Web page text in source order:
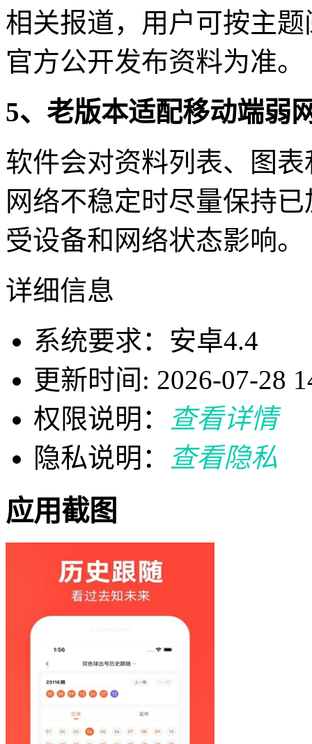
相关报道，用户可按主
官方公开发布资料为准。
5、老版本适配移动端弱
软件会对资料列表、图
网络不稳定时尽量保持
受设备和网络状态影响。
详细信息
系统要求：安卓4.4
更新时间: 2026-07-28
权限说明：
查看详情
隐私说明：
查看隐私
应用截图